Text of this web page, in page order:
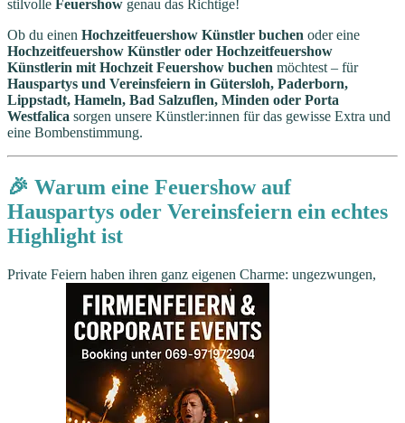
stilvolle Feuershow genau das Richtige!
Ob du einen Hochzeitfeuershow Künstler buchen oder eine
Hochzeitfeuershow Künstler oder Hochzeitfeuershow
Künstlerin mit Hochzeit Feuershow buchen möchtest – für
Hauspartys und Vereinsfeiern in Gütersloh, Paderborn,
Lippstadt, Hameln, Bad Salzuflen, Minden oder Porta
Westfalica sorgen unsere Künstler:innen für das gewisse Extra und
eine Bombenstimmung.
🎉 Warum eine Feuershow auf
Hauspartys oder Vereinsfeiern ein echtes
Highlight ist
Private Feiern haben ihren ganz eigenen Charme: ungezwungen,